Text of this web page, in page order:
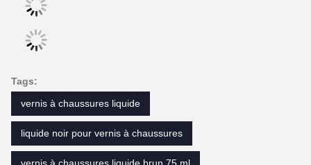
Tags:
vernis à chaussures liquide
liquide noir pour vernis à chaussures